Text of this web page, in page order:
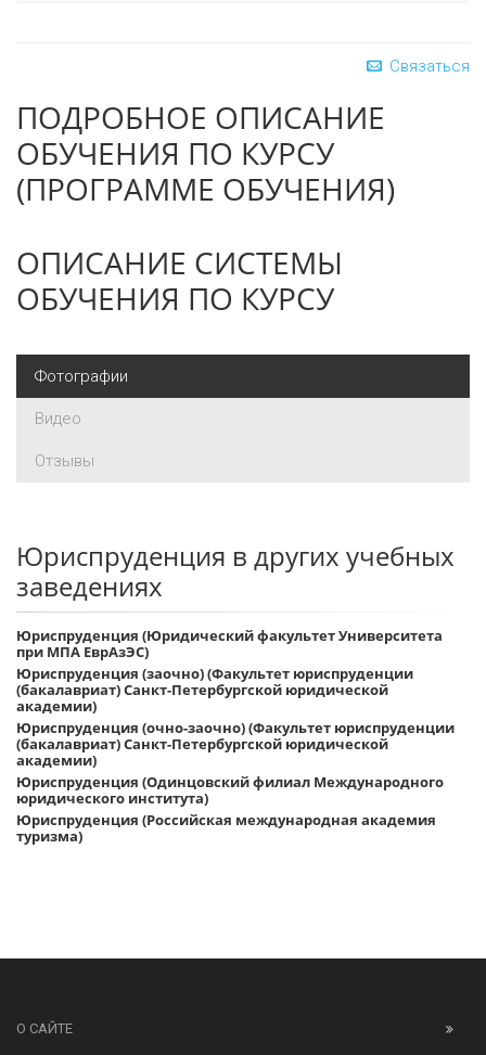
Связаться
ПОДРОБНОЕ ОПИСАНИЕ
ОБУЧЕНИЯ ПО КУРСУ
(ПРОГРАММЕ ОБУЧЕНИЯ)
ОПИСАНИЕ СИСТЕМЫ
ОБУЧЕНИЯ ПО КУРСУ
Фотографии
Видео
Отзывы
Юриспруденция в других учебных
заведениях
Юриспруденция (Юридический факультет Университета
при МПА ЕврАзЭС)
Юриспруденция (заочно) (Факультет юриспруденции
(бакалавриат) Санкт-Петербургской юридической
академии)
Юриспруденция (очно-заочно) (Факультет юриспруденции
(бакалавриат) Санкт-Петербургской юридической
академии)
Юриспруденция (Одинцовский филиал Международного
юридического института)
Юриспруденция (Российская международная академия
туризма)
О САЙТЕ